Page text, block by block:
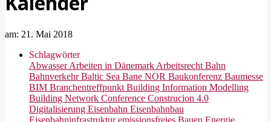
am: 21. Mai 2018
Schlagwörter
AbwasserArbeiten in Dänemark Arbeitsrecht Bahn
BahnverkehrBaltic Sea Bane NOR Baukonferenz Baumesse
BIM Branchentreffpunkt Building Information Modelling
Building Network Conference Construcion 4.0
Digitalisierung Eisenbahn Eisenbahnbau
Eisenbahninfrastrukturemissionsfreies Bauen Energie